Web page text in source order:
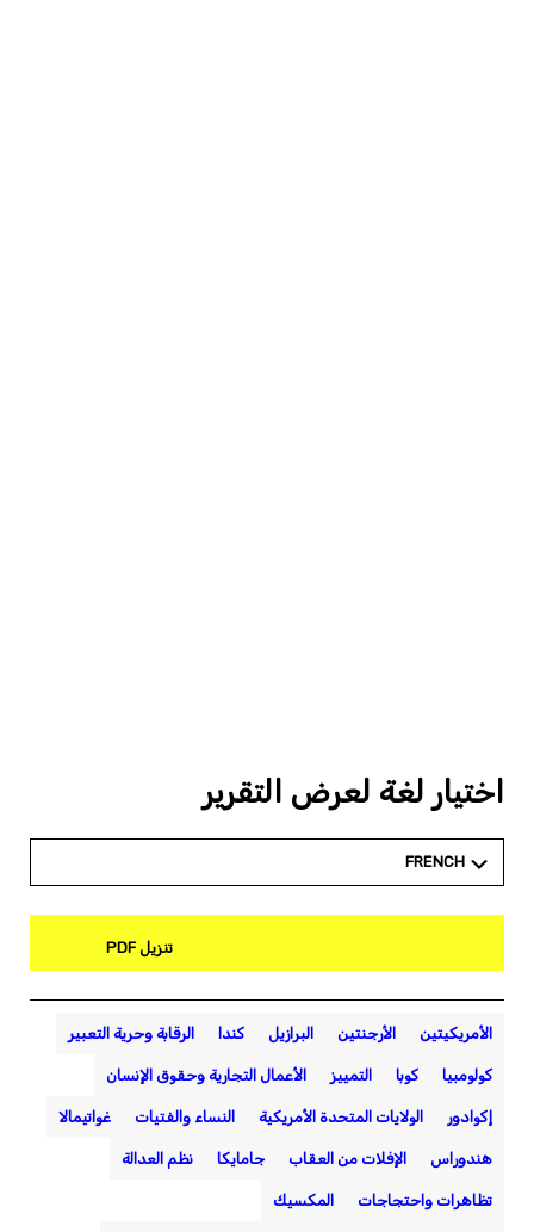
اختيار لغة لعرض التقرير
FRENCH
تنزيل PDF
الأمريكيتين الأرجنتين البرازيل كندا الرقابة وحرية التعبير
كولومبيا كوبا التمييز الأعمال التجارية وحقوق الإنسان
إكوادور الولايات المتحدة الأمريكية النساء والفتيات غواتيمالا
هندوراس الإفلات من العقاب جامايكا نظم العدالة
تظاهرات واحتجاجات المكسيك